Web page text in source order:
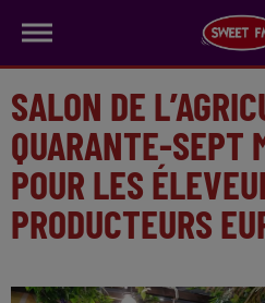
SALON DE
QUARANTE-SEPT
POUR LES
PRODUCTEURS